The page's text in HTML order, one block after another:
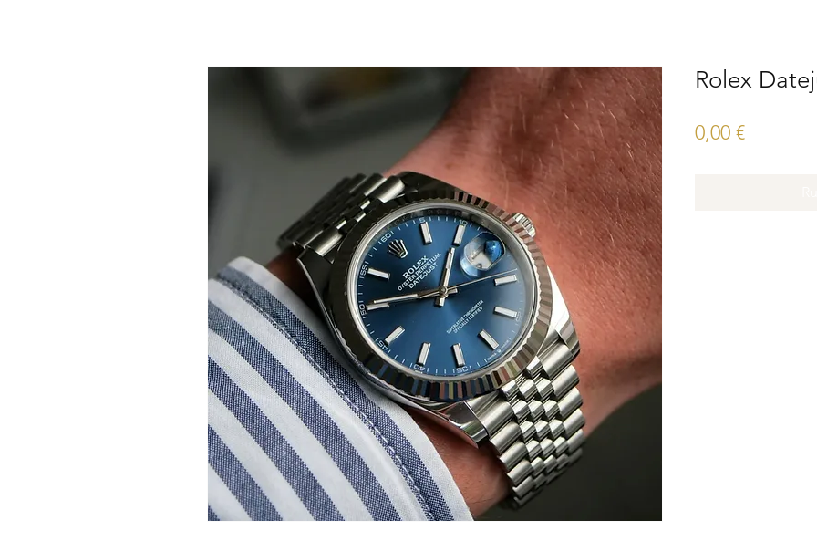
Rolex
0,00 €Prix